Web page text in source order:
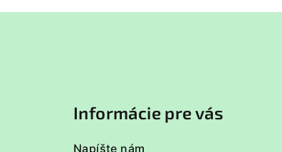
Informácie pre vás
Napíšte nám